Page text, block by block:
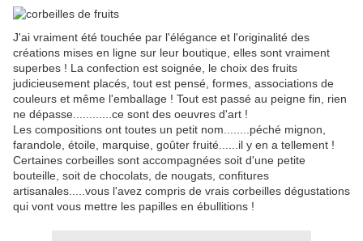
J'ai vraiment été touchée par l'élégance et l'originalité des
créations mises en ligne sur leur boutique, elles sont vraiment
superbes ! La confection est soignée, le choix des fruits
judicieusement placés, tout est pensé, formes, associations de
couleurs et même l'emballage ! Tout est passé au peigne fin, rien
ne dépasse............ce sont des oeuvres d'art !
Les compositions ont toutes un petit nom........péché mignon,
farandole, étoile, marquise, goûter fruité......il y en a tellement !
Certaines corbeilles sont accompagnées soit d'une petite
bouteille, soit de chocolats, de nougats, confitures
artisanales.....vous l'avez compris de vrais corbeilles dégustations
qui vont vous mettre les papilles en ébullitions !